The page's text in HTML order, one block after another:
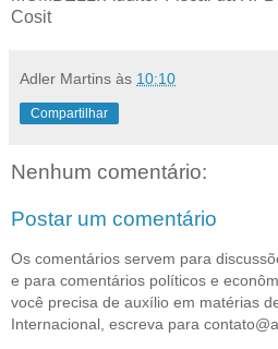
Cosit
Adler Martins às 10:10
Compartilhar
Nenhum comentário:
Postar um comentário
Os comentários servem para
e para comentários políticos e
você precisa de auxílio em matérias
Internacional, escreva para